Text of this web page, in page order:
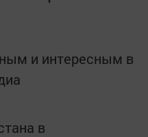
и интересным в
в